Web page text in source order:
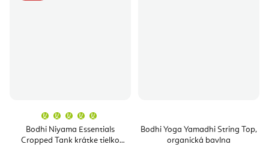
Bodhi Niyama Essentials
Cropped Tank krátke tielko
produktu
je
5,0
Bodhi Yoga Yamadhi String Top,
organická bavlna